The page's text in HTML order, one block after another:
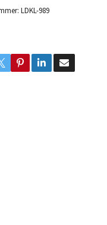
LDKL-989